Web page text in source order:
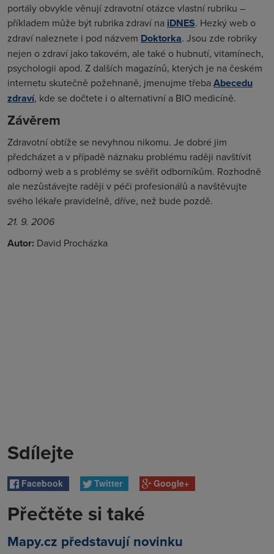
portály obvykle věnují zdravotní otázce vlastní rubriku –
příkladem může být rubrika zdraví na iDNES. Hezký web o
zdraví naleznete i pod názvem Doktorka. Jsou zde robriky
nejen o zdraví jako takovém, ale také o hubnutí, vitamínech,
psychologii apod. Z dalších magazínů, kterých je na českém
internetu skutečně požehnaně, jmenujme třebaAbecedu
zdraví, kde se dočtete i o alternativní a BIO medicíně.
Závěrem
Zdravotní obtíže se nevyhnou nikomu. Je dobré jim
předcházet a v případě náznaku problému raději navštívit
odborný web a s problémy se svěřit odborníkům. Rozhodně
ale nezůstávejte raději v péči profesionálů a navštěvujte
svého lékaře pravidelně, dříve, než bude pozdě.
21. 9. 2006
Autor: David Procházka
Sdílejte
Facebook Twitter Google+
Přečtěte si také
Mapy.cz představují novinku